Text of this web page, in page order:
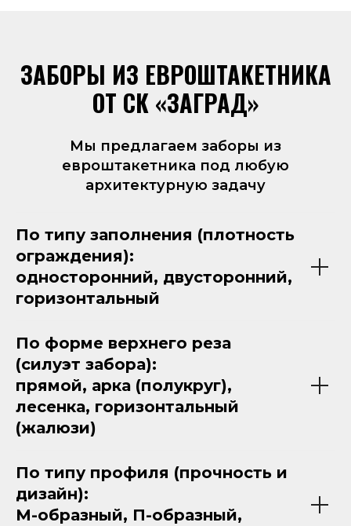
ЗАБОРЫ ИЗ ЕВРОШТАКЕТНИКА
ОТ СК «ЗАГРАД»
Мы предлагаем заборы из
евроштакетника под любую
архитектурную задачу
По типу заполнения (плотность
ограждения):
односторонний, двусторонний,
горизонтальный
По форме верхнего реза
(силуэт забора):
прямой, арка (полукруг),
лесенка, горизонтальный
(жалюзи)
По типу профиля (прочность и
дизайн):
М-образный, П-образный,